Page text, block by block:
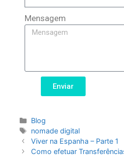
Mensagem
Enviar
Blog
nomade digital
Viver na Espanha – Parte 1
Como efetuar